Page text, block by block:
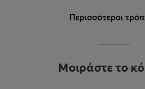
Περισσότεροι
Μοιράστε το